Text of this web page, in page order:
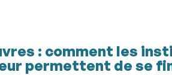
: comment les
permettent de se